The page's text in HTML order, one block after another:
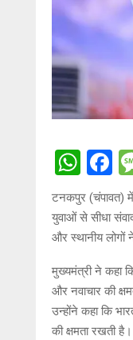
W
h
at
s
A
p
p
F
a
b
o
o
k
टनकपुर (चंपावत) में
युवाओं से सीधा
और स्थानीय लोगों
मुख्यमंत्री ने कहा
और नवाचार की
उन्होंने कहा कि
की क्षमता रखती है।